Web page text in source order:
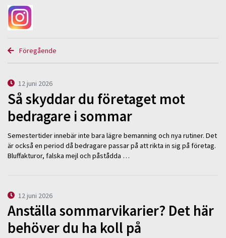
Föregående
12 juni 2026
Så skyddar du företaget mot
bedragare i sommar
Semestertider innebär inte bara lägre bemanning och nya rutiner. Det
är också en period då bedragare passar på att rikta in sig på företag.
Bluffakturor, falska mejl och påstådda …
12 juni 2026
Anställa sommarvikarier? Det här
behöver du ha koll på